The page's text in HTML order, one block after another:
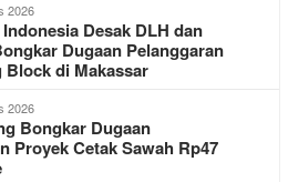
2026
Desak DLH dan
Dugaan Pelanggaran
Block di Makassar
2026
Bongkar Dugaan
Proyek Cetak Sawah Rp47